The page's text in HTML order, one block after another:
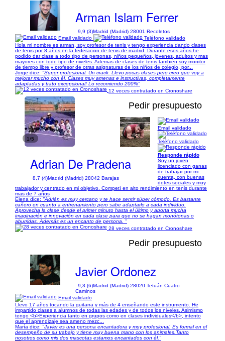
Arman Islam Ferrer
9,9 (3)Madrid (Madrid) 28001 Recoletos
Email validado
Teléfono validado
Hola mi nombre es arman, soy profesor de tenis y tengo experiencia dando clases
de tenis por 8 años en la federacion de tenis de madrid. Durante esos años he
podido dar clase a todo tipo de personas, niños pequeños, jóvenes, adultos y mas
mayores con todo tipo de niveles. Ademas de clases de tenis también soy monitor
de tiempo libre y profesor de otras asignaturas de los niños de colegio, por...
Jorge dice: "Super profesional. Un crack. Llevo pocas clases pero creo que voy a
mejorar mucho con él. Clases muy amenas e instructivas, completamente
adaptadas y trato excepcional! Lo recomiendo 200%"
12 veces contratado en Cronoshare
1/5
Pedir presupuesto
Adrian De Pradena
8,7 (4)Madrid (Madrid) 28042 Barajas
Email validado
Teléfono validado
Responde rápido
Soy un joven
licenciado con ganas
de trabajar por mi
cuenta, con buenas
dotes sociales y muy
trabajador y centrado en mi objetivo. Competí en alto rendimiento en tenis durante
mas de 7 años
Elena dice: "Adrián es muy cercano y te hace sentir súper cómodo. Es bastante
cañero en cuanto a entrenamiento pero sabe adaptarlo a cada individuo.
Aprovecha la clase desde el primer minuto hasta el último y aporta mucha
imaginación e innovación en cada clase para que no se hagan monótonas o
aburridas. Además es un encanto de persona. "
28 veces contratado en Cronoshare
Pedir presupuesto
Javier Ordonez
9,3 (6)Madrid (Madrid) 28020 Tetuán Cuatro
Caminos
Email validado
Llevo 17 años tocando la guitarra y más de 4 enseñando este instrumento. He
impartido clases a alumnos de todas las edades y de todos los niveles. Asimismo
tengo <b>Experiencia tanto en grupos como en clases individuales</b>, intento
que el aprendizaje sea ameno mezc...
María dice: "Javier es una persona encantadora y muy profesional. Es formal en el
desempeño de su trabajo y tiene muy buena mano con los animales.Tanto
nosotros como mis dos mascotas estamos encantados con él."